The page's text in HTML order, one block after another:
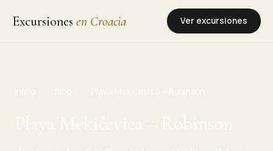
Excursiones en Croacia Ver excursiones
Playa Mekićevica – Robinson